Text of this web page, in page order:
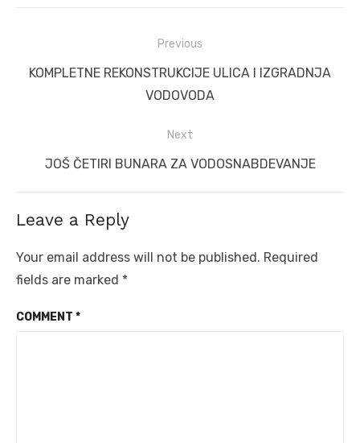
navigation
Previous
Previous
KOMPLETNE REKONSTRUKCIJE ULICA I IZGRADNJA
VODOVODA
Next
Next
JOŠ ČETIRI BUNARA ZA VODOSNABDEVANJE
Leave a Reply
Your email address will not be published. Required
fields are marked *
COMMENT *